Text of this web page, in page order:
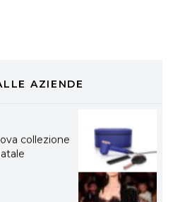
AZIENDE
2022: I
collezione